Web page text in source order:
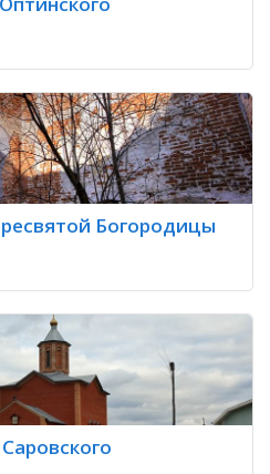
Богородицы